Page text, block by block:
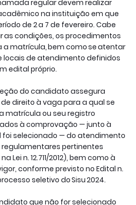
regular devem realizar
na instituição em que
de 2 a 7 de fevereiro. Cabe
condições, os procedimentos
a matrícula, bem como se atentar
locais de atendimento definidos
edital próprio.
do candidato assegura
direito à vaga para a qual se
matrícula ou seu registro
à comprovação — junto à
selecionado — do atendimento
pertinentes
Lei n. 12.711/2012), bem como à
conforme previsto no Edital n.
seletivo do Sisu 2024.
que não for selecionado